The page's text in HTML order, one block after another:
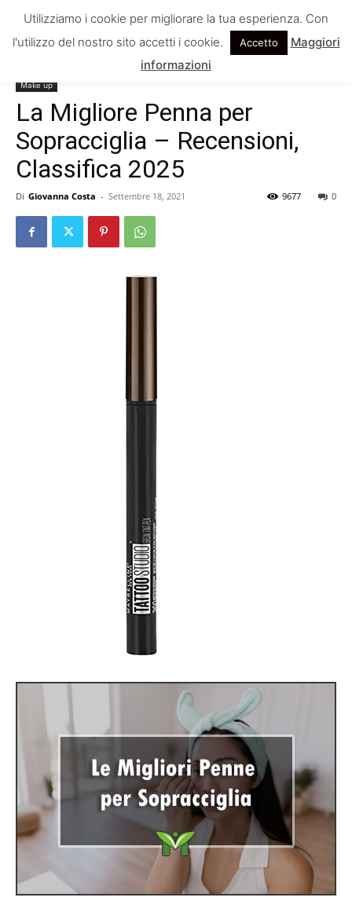
Make up
La Migliore Penna per
Sopracciglia – Recensioni,
Classifica 2025
Di Giovanna Costa - Settembre 18, 2021 0
9677
Utilizziamo i cookie per migliorare la tua esperienza. Con
l'utilizzo del nostro sito accetti i cookie.
Accetto
Maggiori
informazioni